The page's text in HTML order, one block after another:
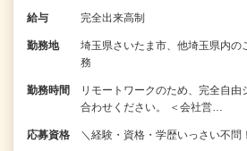
給与 完全出来高制
勤務地
埼玉県さいたま市、他埼玉県内
務
勤務時間
リモートワークのため、完全自
合わせください。 ＜会社営…
応募資格 ＼経験・資格・学歴いっさい不問